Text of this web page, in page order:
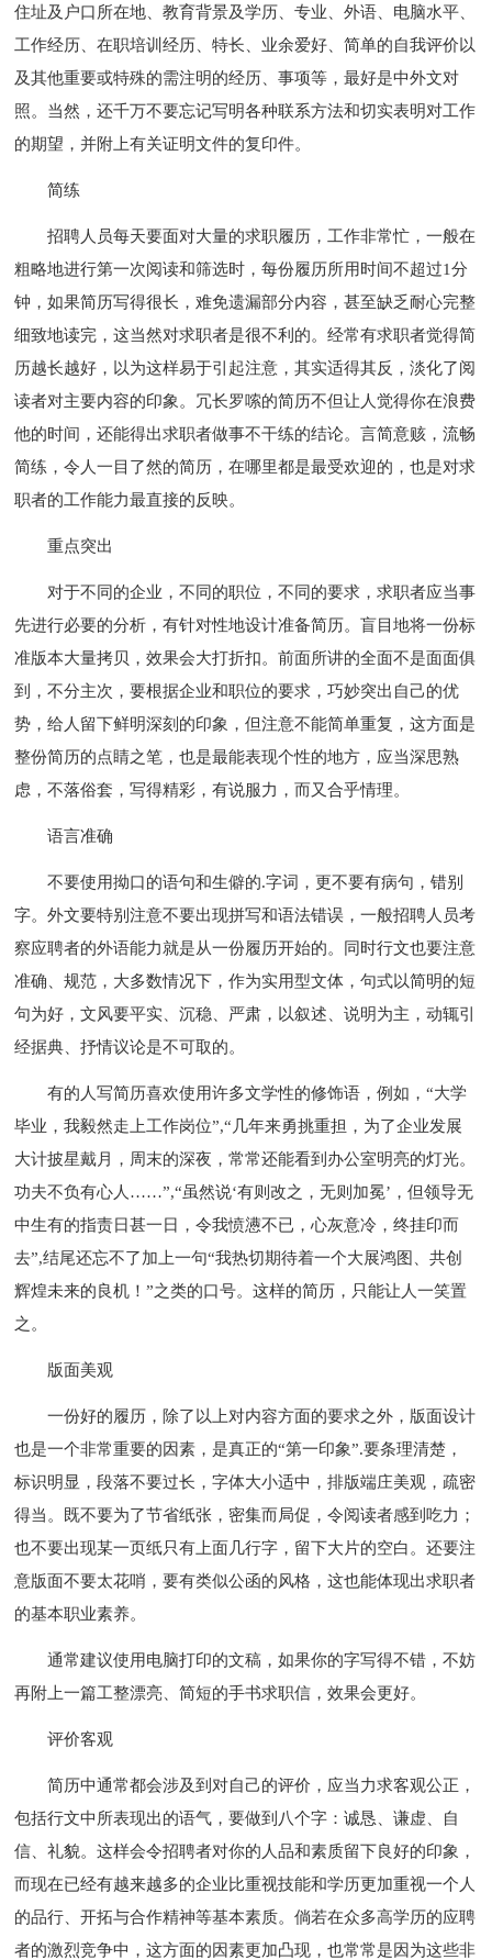
住址及户口所在地、教育背景及学历、专业、外语、电脑水平、
工作经历、在职培训经历、特长、业余爱好、简单的自我评价以
及其他重要或特殊的需注明的经历、事项等，最好是中外文对
照。当然，还千万不要忘记写明各种联系方法和切实表明对工作
的期望，并附上有关证明文件的复印件。
简练
招聘人员每天要面对大量的求职履历，工作非常忙，一般在
粗略地进行第一次阅读和筛选时，每份履历所用时间不超过1分
钟，如果简历写得很长，难免遗漏部分内容，甚至缺乏耐心完整
细致地读完，这当然对求职者是很不利的。经常有求职者觉得简
历越长越好，以为这样易于引起注意，其实适得其反，淡化了阅
读者对主要内容的印象。冗长罗嗦的简历不但让人觉得你在浪费
他的时间，还能得出求职者做事不干练的结论。言简意赅，流畅
简练，令人一目了然的简历，在哪里都是最受欢迎的，也是对求
职者的工作能力最直接的反映。
重点突出
对于不同的企业，不同的职位，不同的要求，求职者应当事
先进行必要的分析，有针对性地设计准备简历。盲目地将一份标
准版本大量拷贝，效果会大打折扣。前面所讲的全面不是面面俱
到，不分主次，要根据企业和职位的要求，巧妙突出自己的优
势，给人留下鲜明深刻的印象，但注意不能简单重复，这方面是
整份简历的点睛之笔，也是最能表现个性的地方，应当深思熟
虑，不落俗套，写得精彩，有说服力，而又合乎情理。
语言准确
不要使用拗口的语句和生僻的.字词，更不要有病句，错别
字。外文要特别注意不要出现拼写和语法错误，一般招聘人员考
察应聘者的外语能力就是从一份履历开始的。同时行文也要注意
准确、规范，大多数情况下，作为实用型文体，句式以简明的短
句为好，文风要平实、沉稳、严肃，以叙述、说明为主，动辄引
经据典、抒情议论是不可取的。
有的人写简历喜欢使用许多文学性的修饰语，例如，“大学
毕业，我毅然走上工作岗位”,“几年来勇挑重担，为了企业发展
大计披星戴月，周末的深夜，常常还能看到办公室明亮的灯光。
功夫不负有心人……”,“虽然说‘有则改之，无则加冕’，但领导无
中生有的指责日甚一日，令我愤懑不已，心灰意冷，终挂印而
去”,结尾还忘不了加上一句“我热切期待着一个大展鸿图、共创
辉煌未来的良机！”之类的口号。这样的简历，只能让人一笑置
之。
版面美观
一份好的履历，除了以上对内容方面的要求之外，版面设计
也是一个非常重要的因素，是真正的“第一印象”.要条理清楚，
标识明显，段落不要过长，字体大小适中，排版端庄美观，疏密
得当。既不要为了节省纸张，密集而局促，令阅读者感到吃力；
也不要出现某一页纸只有上面几行字，留下大片的空白。还要注
意版面不要太花哨，要有类似公函的风格，这也能体现出求职者
的基本职业素养。
通常建议使用电脑打印的文稿，如果你的字写得不错，不妨
再附上一篇工整漂亮、简短的手书求职信，效果会更好。
评价客观
简历中通常都会涉及到对自己的评价，应当力求客观公正，
包括行文中所表现出的语气，要做到八个字：诚恳、谦虚、自
信、礼貌。这样会令招聘者对你的人品和素质留下良好的印象，
而现在已经有越来越多的企业比重视技能和学历更加重视一个人
的品行、开拓与合作精神等基本素质。倘若在众多高学历的应聘
者的激烈竞争中，这方面的因素更加凸现，也常常是因为这些非